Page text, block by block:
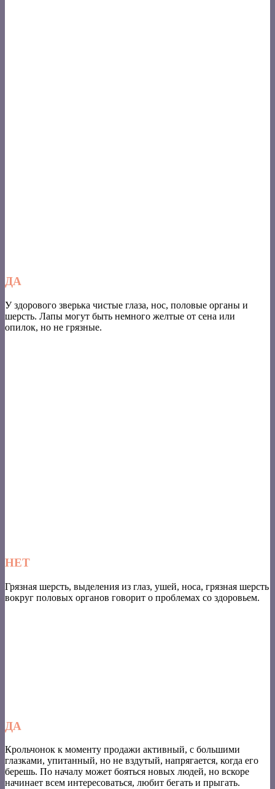
ДА
У здорового зверька чистые глаза, нос, половые органы и
шерсть. Лапы могут быть немного желтые от сена или
опилок, но не грязные.
НЕТ
Грязная шерсть, выделения из глаз, ушей, носа, грязная шерсть
вокруг половых органов говорит о проблемах со здоровьем.
ДА
Крольчонок к моменту продажи активный, с большими
глазками, упитанный, но не вздутый, напрягается, когда его
берешь. По началу может бояться новых людей, но вскоре
начинает всем интересоваться, любит бегать и прыгать.